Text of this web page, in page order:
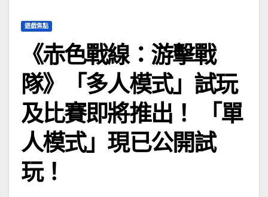
遊戲焦點
《赤色戰線：游擊戰
隊》「多人模式」試玩
及比賽即將推出！ 「單
人模式」現已公開試
玩！